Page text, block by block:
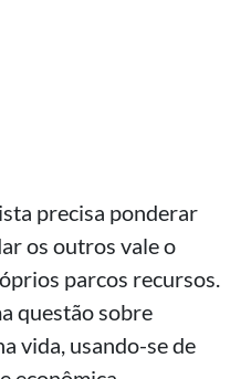
precisa ponderar
os outros vale o
parcos recursos.
questão sobre
vida, usando-se de